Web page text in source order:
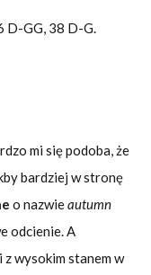
GG, 38 D-G.
mi się podoba, że
bardziej w stronę
o nazwieautumn
odcienie. A
z wysokim stanem w